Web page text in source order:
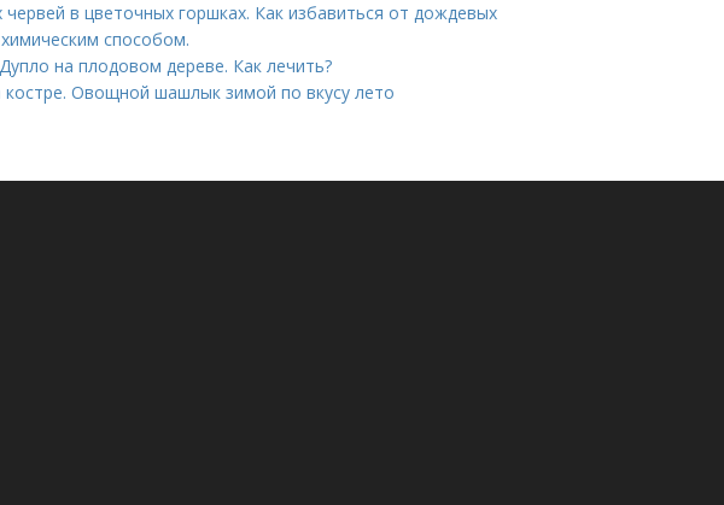
в цветочных горшках. Как избавиться от дождевых
способом.
на плодовом дереве. Как лечить?
Овощной шашлык зимой по вкусу лето